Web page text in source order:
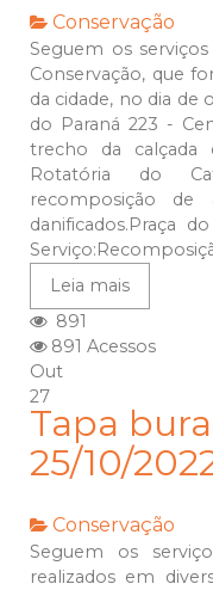
Conservação
Seguem os
Conservação, que
da cidade, no dia de
do Paraná 223 -
trecho da calçada
Rotatória do
recomposição de
danificados.Praça
Leia mais
891
891 Acessos
Out
27
Tapa
25/10/
Conservação
Seguem os
realizados em